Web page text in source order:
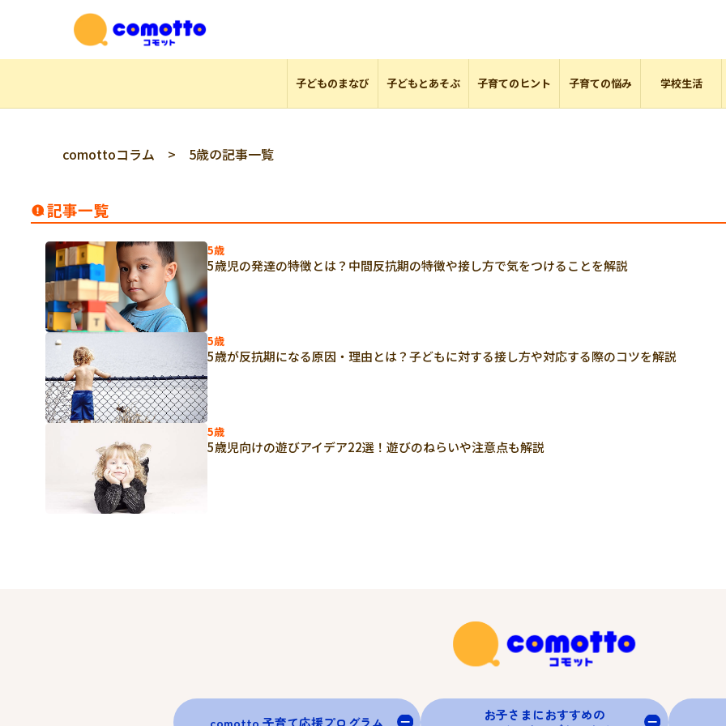
子どものまなび 子どもとあそぶ 子育てのヒント 子育ての悩み 学校生活
comottoコラム > 5歳の記事一覧
記事一覧
5歳
5歳児の発達の特徴とは？中間反抗期の特徴や接し方で気をつけることを解説
5歳
5歳が反抗期になる原因・理由とは？子どもに対する接し方や対応する際のコツを解説
5歳
5歳児向けの遊びアイデア22選！遊びのねらいや注意点も解説
comotto 子育て応援プログラム
お子さまにおすすめの